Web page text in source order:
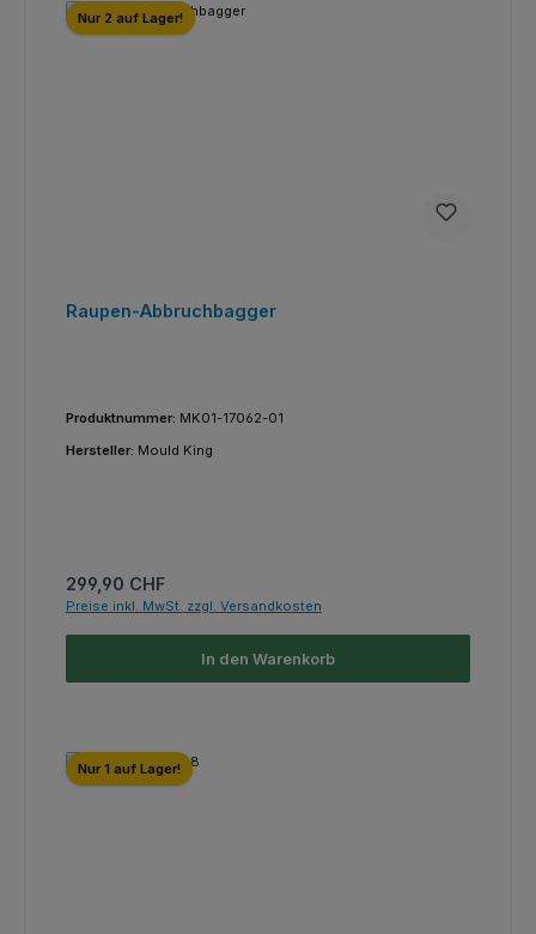
Nur 2 auf Lager!
Raupen-Abbruchbagger
Produktnummer: MK01-17062-01
Hersteller: Mould King
Regulärer Preis:
299,90 CHF
Preise inkl. MwSt. zzgl. Versandkosten
In den Warenkorb
Nur 1 auf Lager!